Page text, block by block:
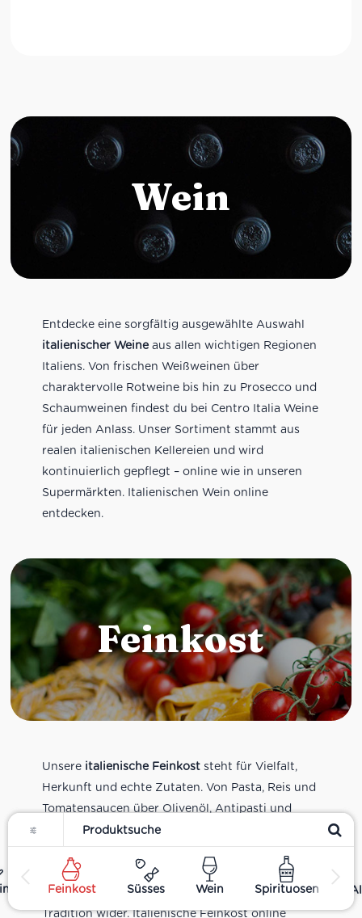
Feinkost Süsses Wein Spirituosen
Wein
Entdecke eine sorgfältig ausgewählte Auswahl
italienischer Weineaus allen wichtigen Regionen
Italiens. Von frischen Weißweinen über
charaktervolle Rotweine bis hin zu Prosecco und
Schaumweinen findest du bei Centro Italia Weine
für jeden Anlass. Unser Sortiment stammt aus
realen italienischen Kellereien und wird
kontinuierlich gepflegt – online wie in unseren
Supermärkten. Italienischen Wein online
entdecken.
Feinkost
Unsere italienische Feinkoststeht für Vielfalt,
Herkunft und echte Zutaten. Von Pasta, Reis und
Tomatensaucen über Olivenöl, Antipasti und
Pesto bis zu Balsamico und Spezialitäten aus
verschiedenen Regionen Italiens. Alle Produkte
sind Teil unseres realen Supermarkt-Sortiments
und spiegeln italienische Alltagsküche und
Tradition wider. Italienische Feinkost online